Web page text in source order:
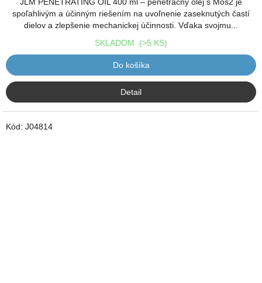
spoľahlivým a účinným riešením na uvoľnenie zaseknutých častí
dielov a zlepšenie mechanickej účinnosti. Vďaka svojmu...
SKLADOM (>5 KS)
Do košíka
Detail
Kód: J04814